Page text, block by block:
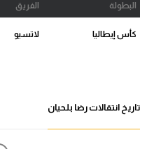
الدوري الإنجليزي الممتاز
الدوري الألماني
البطولة الفريق
كأس إيطاليا لاتسيو
تاريخ انتقالات رضا بلحيان